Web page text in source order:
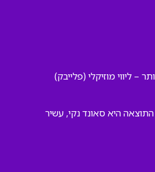
– ליווי מוזיקלי (פלייבק)
היא סאונד נקי, עשיר